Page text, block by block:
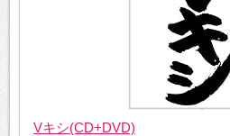
Vキシ(CD+DVD)